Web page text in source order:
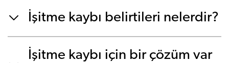
İşitme kaybı belirtileri nelerdir?
İşitme kaybı için bir çözüm var